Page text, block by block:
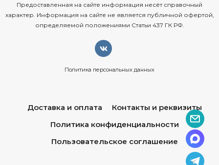
Предоставленная на сайте информация несёт справочный
характер. Информация на сайте не является публичной офертой,
определяемой положениями Статьи 437 ГК РФ.
Политика персональных данных
Доставка и оплата
Контакты и реквизиты
Политика конфиденциальности
Пользовательское соглашение